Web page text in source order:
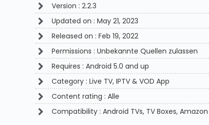
Version : 2.2.3
Updated on : May 21, 2023
Released on : Feb 19, 2022
Permissions : Unbekannte Quellen zulassen​
Requires : Android 5.0 and up
Category : Live TV, IPTV & VOD App
Content rating : Alle
Compatibility : Android TVs, TV Boxes,